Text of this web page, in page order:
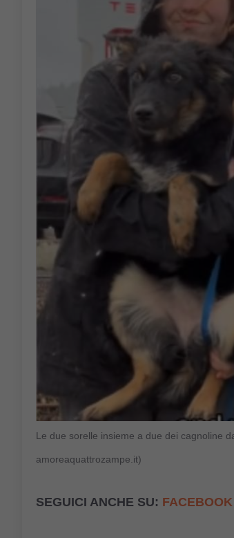
Le due sorelle insieme a due dei cagnoline
amoreaquattrozampe.it)
SEGUICI ANCHE SU: FACEBOOK